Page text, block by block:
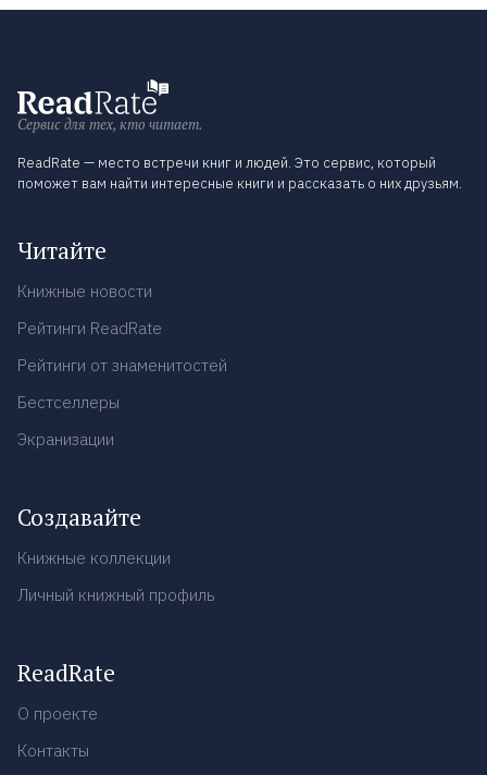
Сервис для тех, кто читает.
ReadRate — место встречи книг и людей. Это сервис, который
поможет вам найти интересные книги и рассказать о них друзьям.
Читайте
Книжные новости
Рейтинги ReadRate
Рейтинги от знаменитостей
Бестселлеры
Экранизации
Создавайте
Книжные коллекции
Личный книжный профиль
ReadRate
О проекте
Контакты